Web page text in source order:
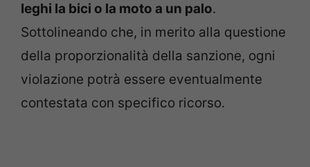
leghi la bici o la moto a un palo.
Sottolineando che, in merito alla questione
della proporzionalità della sanzione, ogni
violazione potrà essere eventualmente
contestata con specifico ricorso.